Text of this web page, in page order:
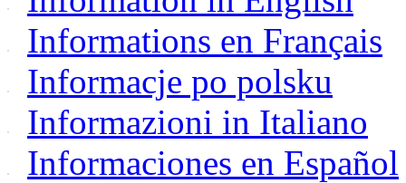
Informations en Français
Informacje po polsku
Informazioni in Italiano
Informaciones en Español